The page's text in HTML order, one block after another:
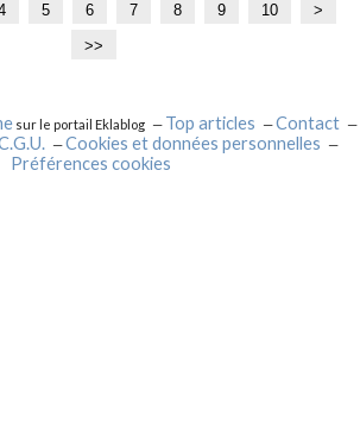
5 6 7 8 9 10
2
3
>
>>
sur le portail Eklablog Top articles
Contact
Cookies et données personnelles
Préférences cookies